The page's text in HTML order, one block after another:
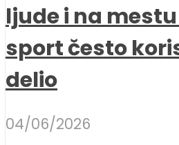
ljude i na
sport često
delio
04/06/2026